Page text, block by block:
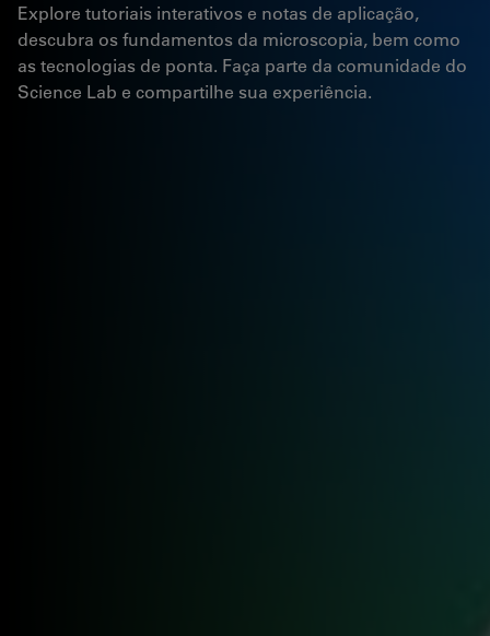
Explore tutoriais interativos e notas de aplicação,
descubra os fundamentos da microscopia, bem como
as tecnologias de ponta. Faça parte da comunidade do
Science Lab e compartilhe sua experiência.